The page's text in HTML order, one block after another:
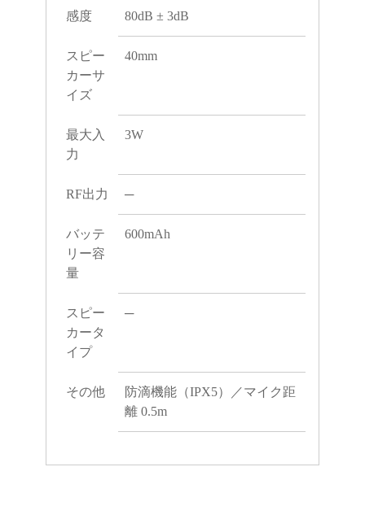
感度 80dB ± 3dB
スピー
カーサ
イズ
40mm
最大入
力
3W
RF出力 ─
バッテ
リー容
量
600mAh
スピー
カータ
イプ
─
その他
防滴機能（IPX5）／マイク距
離 0.5m